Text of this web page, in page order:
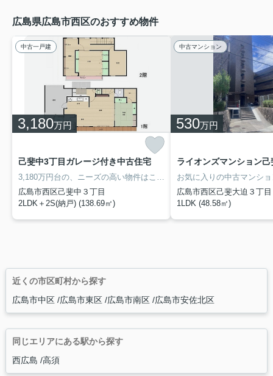
広島県広島市西区のおすすめ物件
中古一戸建
3,180万円
己斐中3丁目ガレージ付き中古住宅
広島市西区己斐中３丁目
2LDK＋2S(納戸) (138.69㎡)
中古マンション
530万円
広島市西区己斐大迫３丁目
1LDK (48.58㎡)
近くの市区町村から探す
広島市中区 広島市東区 広島市南区 広島市安佐北区
同じエリアにある駅から探す
西広島 高須